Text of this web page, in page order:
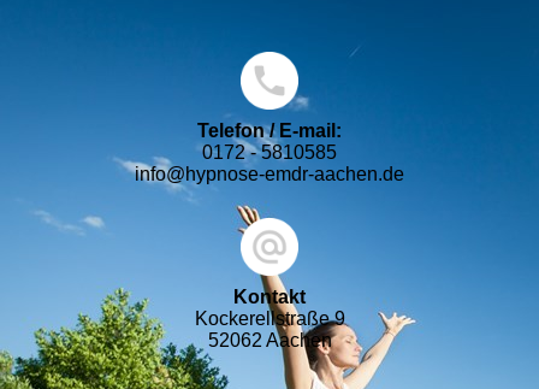
Telefon / E-mail:
0172 - 5810585
info@hypnose-emdr-aachen.de
Kontakt
Kockerellstraße 9
52062 Aachen​